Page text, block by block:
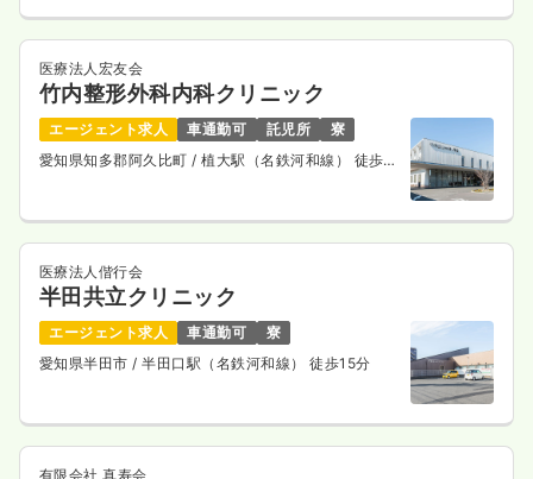
医療法人宏友会
竹内整形外科内科クリニック
エージェント求人 車通勤可 託児所
寮
愛知県知多郡阿久比町/ 植大駅（名鉄河和線） 徒歩15
医療法人偕行会
半田共立クリニック
エージェント求人 車通勤可
寮
愛知県半田市/ 半田口駅（名鉄河和線） 徒歩15分
有限会社 真寿会